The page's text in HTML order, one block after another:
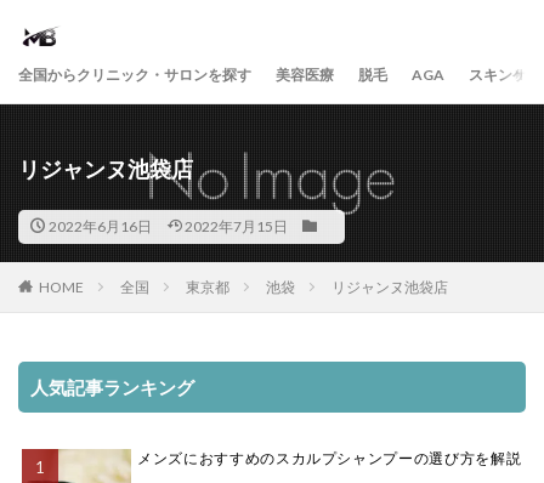
全国からクリニック・サロンを探す 美容医療 脱毛 AGA スキンケア
リジャンヌ池袋店
2022年6月16日 2022年7月15日
HOME 全国 東京都 池袋 リジャンヌ池袋店
人気記事ランキング
メンズにおすすめのスカルプシャンプーの選び方を解説